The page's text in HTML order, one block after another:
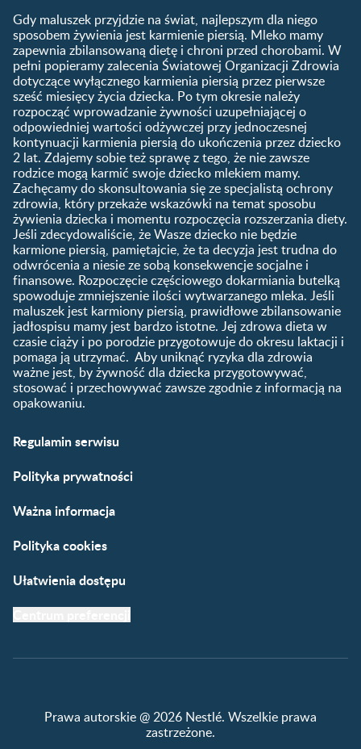
Produkty
Wyszukiwarka produktów
Nasze marki
Jak zaplanować płeć
dziecka?
Jak rozpoznać dni płodne?
Badania przed ciążą
Planowanie urlopu
macierzyńskiego
1. trymestr ciąży
2. trymestr ciąży
3. trymestr ciąży
Rozwój dziecka
Kalendarz rozwoju dziecka
Skoki rozwojowe
Ząbkowanie u niemowląt
Żywienie dziecka
10 sposobów jak poprawić
laktację
Jakie mleko następne
wybrać dla dziecka?
Jak rozszerzać dietę
niemowlaka?
Przydatne materiały dla
rodziców
Poradniki dla rodziców
Karty do zdjęć dla
Maluszka
Materiały do pobrania
Narzędzia dla rodziców
praktyczne wskazówki
Gdy maluszek przyjdzie na świat, najlepszym dla niego
sposobem żywienia jest karmienie piersią. Mleko mamy
zapewnia zbilansowaną dietę i chroni przed chorobami. W
pełni popieramy zalecenia Światowej Organizacji Zdrowia
dotyczące wyłącznego karmienia piersią przez pierwsze
sześć miesięcy życia dziecka. Po tym okresie należy
rozpocząć wprowadzanie żywności uzupełniającej o
odpowiedniej wartości odżywczej przy jednoczesnej
kontynuacji karmienia piersią do ukończenia przez dziecko
2 lat. Zdajemy sobie też sprawę z tego, że nie zawsze
rodzice mogą karmić swoje dziecko mlekiem mamy.
Zachęcamy do skonsultowania się ze specjalistą ochrony
zdrowia, który przekaże wskazówki na temat sposobu
żywienia dziecka i momentu rozpoczęcia rozszerzania diety.
Jeśli zdecydowaliście, że Wasze dziecko nie będzie
karmione piersią, pamiętajcie, że ta decyzja jest trudna do
odwrócenia a niesie ze sobą konsekwencje socjalne i
finansowe. Rozpoczęcie częściowego dokarmiania butelką
spowoduje zmniejszenie ilości wytwarzanego mleka. Jeśli
maluszek jest karmiony piersią, prawidłowe zbilansowanie
jadłospisu mamy jest bardzo istotne. Jej zdrowa dieta w
czasie ciąży i po porodzie przygotowuje do okresu laktacji i
pomaga ją utrzymać. Aby uniknąć ryzyka dla zdrowia
ważne jest, by żywność dla dziecka przygotowywać,
stosować i przechowywać zawsze zgodnie z informacją na
opakowaniu.
Regulamin serwisu
Polityka prywatności
Ważna informacja
Polityka cookies
Ułatwienia dostępu
Prawa autorskie @ 2026 Nestlé. Wszelkie prawa
zastrzeżone.